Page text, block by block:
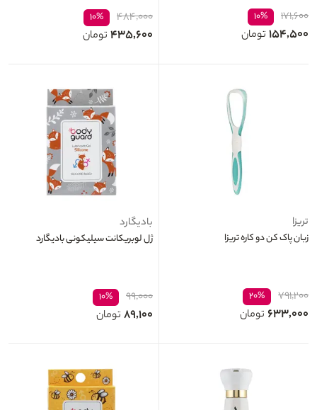
۱۷۱,۶۰۰ ۱۰%
۱۵۴,۵۰۰ تومان
۴۸۴,۰۰۰ ۱۰%
۴۳۵,۶۰۰ تومان
تریزا
زبان پاک کن دو کاره تریزا
۷۹۱,۲۰۰ ۲۰%
۶۳۳,۰۰۰ تومان
بادیگارد
ژل لوبریکانت سیلیکونی بادیگارد
۹۹,۰۰۰ ۱۰%
۸۹,۱۰۰ تومان